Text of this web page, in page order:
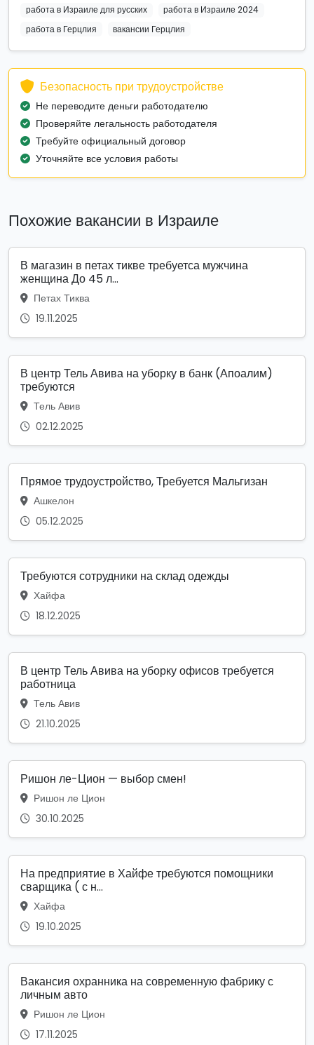
работа в Израиле для русских
работа в Израиле 2024
работа в Герцлия
вакансии Герцлия
Безопасность при трудоустройстве
Не переводите деньги работодателю
Проверяйте легальность работодателя
Требуйте официальный договор
Уточняйте все условия работы
Похожие вакансии в Израиле
В магазин в петах тикве требуетса мужчина
женщина До 45 л...
Петах Тиква
19.11.2025
В центр Тель Авива на уборку в банк (Апоалим)
требуются
Тель Авив
02.12.2025
Прямое трудоустройство, Требуется Мальгизан
Ашкелон
05.12.2025
Требуются сотрудники на склад одежды
Хайфа
18.12.2025
В центр Тель Авива на уборку офисов требуется
работница
Тель Авив
21.10.2025
Ришон ле-Цион — выбор смен!
Ришон ле Цион
30.10.2025
На предприятие в Хайфе требуются помощники
сварщика ( с н...
Хайфа
19.10.2025
Вакансия охранника на современную фабрику с
личным авто
Ришон ле Цион
17.11.2025